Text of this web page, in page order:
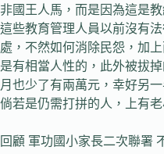
非國王人馬，而是因為這是
這些教育管理人員以前沒有
處，不然如何消除民怨，加
是有相當人性的，此外被拔
月也少了有兩萬元，幸好另
倘若是仍需打拼的人，上有
回顧 軍功國小家長二次聯署